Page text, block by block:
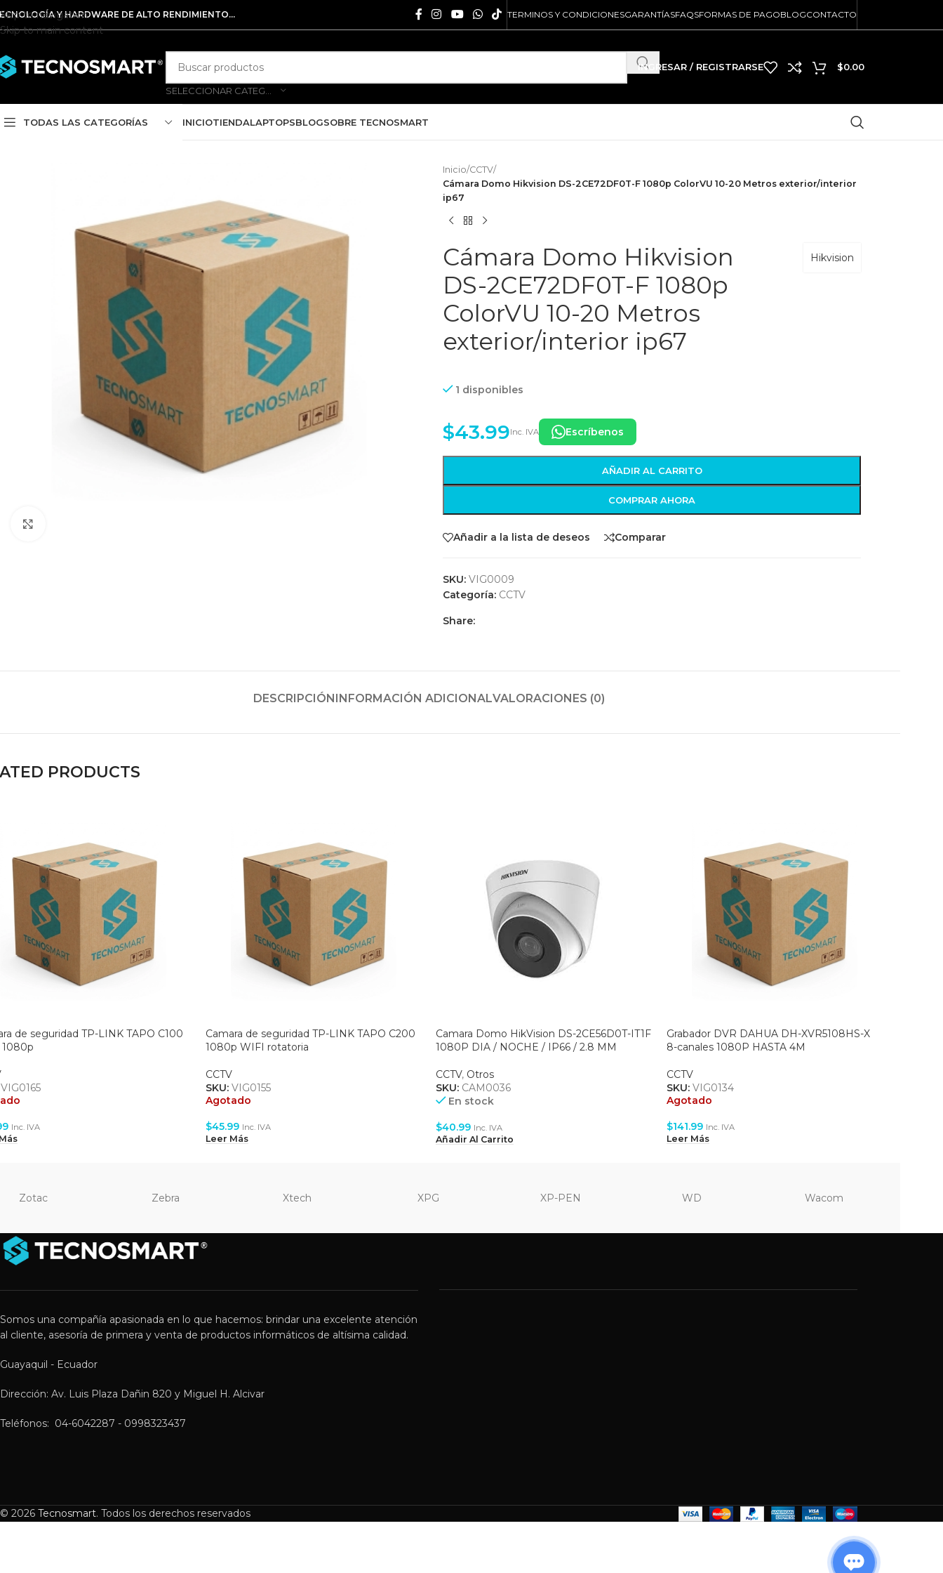
Skip to navigation
Skip to main content
Y HARDWARE DE ALTO RENDIMIENTO... TERMINOS Y CONDICIONESGARANTÍASFAQSFORMAS DE PAGOBLOGCONTACTO
INGRESAR / REGISTRARSE $0.00
TODAS LAS CATEGORÍAS INICIOTIENDALAPTOPSBLOGSOBRE TECNOSMART
Inicio/CCTV/
Cámara Domo Hikvision DS-2CE72DF0T-F 1080p ColorVU 10-20 Metros exterior/interior
ip67
Cámara Domo Hikvision
DS-2CE72DF0T-F 1080p
ColorVU 10-20 Metros
exterior/interior ip67
Hikvision
1 disponibles
$43.99Inc. IVA Escríbenos
AÑADIR AL CARRITO
COMPRAR AHORA
Añadir a la lista de deseos Comparar
SKU: VIG0009
Categoría: CCTV
Share:
DESCRIPCIÓNINFORMACIÓN ADICIONALVALORACIONES (0)
PRODUCTS
de seguridad TP-LINK TAPO C100
VIG0165
Inc. IVA
Camara de seguridad TP-LINK TAPO C200
1080p WIFI rotatoria
CCTV
SKU: VIG0155
Agotado
$45.99 Inc. IVA
Leer Más
Camara Domo HikVision DS-2CE56D0T-IT1F
1080P DIA / NOCHE / IP66 / 2.8 MM
CCTV, Otros
SKU: CAM0036
En stock
$40.99 Inc. IVA
Añadir Al Carrito
Grabador DVR DAHUA DH-XVR5108HS-X
8-canales 1080P HASTA 4M
CCTV
SKU: VIG0134
Agotado
$141.99 Inc. IVA
Leer Más
Zotac Zebra Xtech XPG XP-PEN WD Wacom
Somos una compañía apasionada en lo que hacemos: brindar una excelente atención
al cliente, asesoría de primera y venta de productos informáticos de altísima calidad.
Guayaquil - Ecuador
Dirección: Av. Luis Plaza Dañin 820 y Miguel H. Alcivar
Teléfonos: 04-6042287 - 0998323437
© 2026 Tecnosmart. Todos los derechos reservados